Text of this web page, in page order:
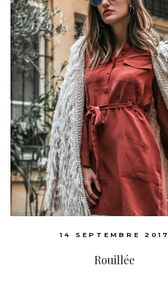
14 SEPTEMBRE 2017
Rouillée